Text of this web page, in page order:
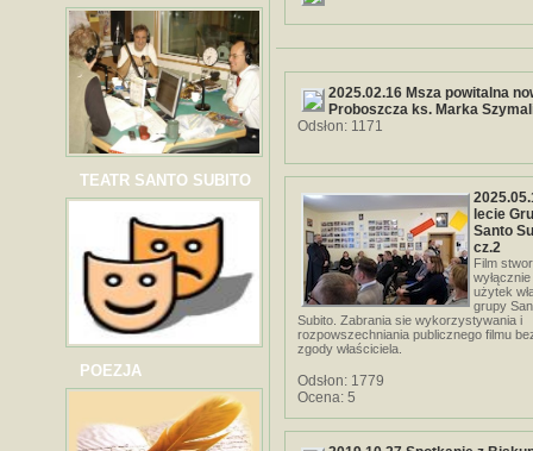
TEATR SANTO SUBITO
POEZJA
2025.02.16 Msza powitalna
Proboszcza ks. Marka
Odsłon: 1171
lecie
Santo
cz.2
Film
użytek
grupy
Subito. Zabrania sie wykorzystywania i
rozpowszechniania publicznego filmu
zgody właściciela.
Odsłon: 1779
Ocena: 5